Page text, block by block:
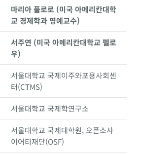
마리아 플로로 (미국 아메리칸대학
교 경제학과 명예교수)
서주연 (미국 아메리칸대학교 펠로
우)
서울대학교 국제이주와포용사회센
터(CTMS)
서울대학교 국제학연구소
서울대학교 국제대학원, 오픈소사
이어티재단(OSF)